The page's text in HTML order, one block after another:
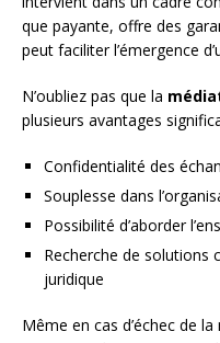
que payante, offre des
peut faciliter l’émergence
N’oubliez pas que la
plusieurs avantages
Confidentialité des
Souplesse dans
Possibilité d’aborder
Recherche de solutions
juridique
Même en cas d’échec de